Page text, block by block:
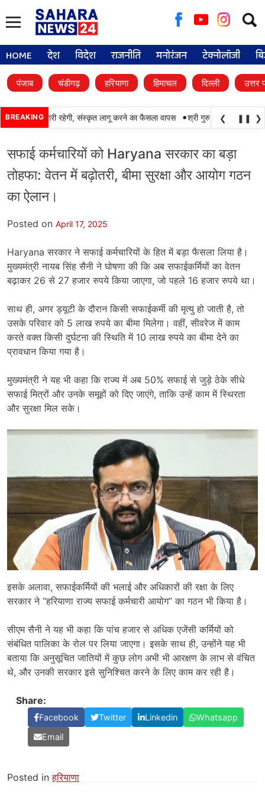
for:
HOME देश विदेश राजनीति मनोरंजन टेक्नोलॉजी
पंजाब चंडीगढ़ हरियाणा हिमाचल दिल्ली उत्तर
BREAKING
की पढ़ाई जारी रहेगी, संस्कृत लागू करने का फैसला वापस • श्री गुरु हरिकृष्ण साहिब जी
❮ ❚❚ ❯
सफाई कर्मचारियों को Haryana सरकार का बड़ा
तोहफा: वेतन में बढ़ोतरी, बीमा सुरक्षा और आयोग गठन
का ऐलान।
Posted on April 17, 2025
Haryana सरकार ने सफाई कर्मचारियों के हित में बड़ा फैसला लिया है।
मुख्यमंत्री नायब सिंह सैनी ने घोषणा की कि अब सफाईकर्मियों का वेतन
बढ़ाकर 26 से 27 हजार रुपये किया जाएगा, जो पहले 16 हजार रुपये था।
साथ ही, अगर ड्यूटी के दौरान किसी सफाईकर्मी की मृत्यु हो जाती है, तो
उसके परिवार को 5 लाख रुपये का बीमा मिलेगा। वहीं, सीवरेज में काम
करते वक्त किसी दुर्घटना की स्थिति में 10 लाख रुपये का बीमा देने का
प्रावधान किया गया है।
मुख्यमंत्री ने यह भी कहा कि राज्य में अब 50% सफाई से जुड़े ठेके सीधे
सफाई मित्रों और उनके समूहों को दिए जाएंगे, ताकि उन्हें काम में स्थिरता
और सुरक्षा मिल सके।
इसके अलावा, सफाईकर्मियों की भलाई और अधिकारों की रक्षा के लिए
सरकार ने “हरियाणा राज्य सफाई कर्मचारी आयोग” का गठन भी किया है।
सीएम सैनी ने यह भी कहा कि पांच हजार से अधिक एजेंसी कर्मियों को
संबंधित पालिका के रोल पर लिया जाएगा। इसके साथ ही, उन्होंने यह भी
बताया कि अनुसूचित जातियों में कुछ लोग अभी भी आरक्षण के लाभ से वंचित
थे, और उनकी सरकार इसे सुनिश्चित करने के लिए काम कर रही है।
Share:
Facebook Twitter Linkedin
Whatsapp
Email
Posted inहरियाणा